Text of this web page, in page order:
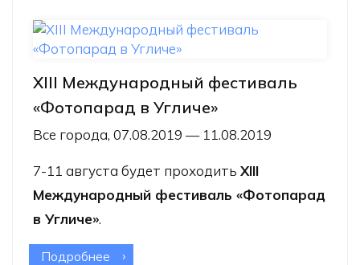
XIII Международный фестиваль
«Фотопарад в Угличе»
Все города, 07.08.2019 — 11.08.2019
7-11 августа будет проходить XIII
Международный фестиваль «Фотопарад
в Угличе».
Подробнее о XIII Международный фестиваль